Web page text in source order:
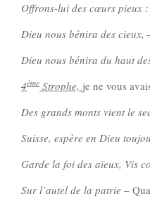
Offrons-lui des cœurs pieux :
Dieu nous bénira des cieux,
Dieu nous bénira du haut
4ème Strophe, je ne vous
Des grands monts vient le
Suisse, espère en Dieu
Garde la foi des aïeux, Vis
Sur l’autel de la patrie –